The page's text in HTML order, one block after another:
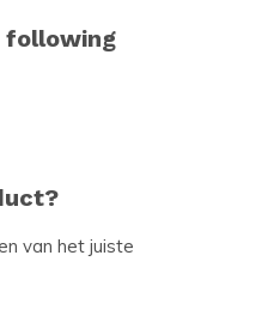
following
van het juiste